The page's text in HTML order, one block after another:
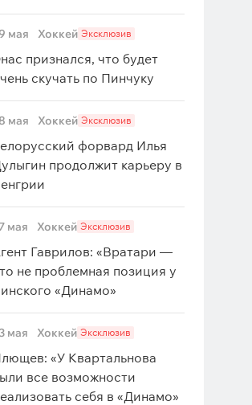
мая Хоккей Эксклюзив
признался, что будет
скучать по Пинчуку
мая Хоккей Эксклюзив
форвард Илья
продолжит карьеру в
мая Хоккей Эксклюзив
Гаврилов: «Вратари —
не проблемная позиция у
«Динамо»
мая Хоккей Эксклюзив
«У Квартальнова
все возможности
себя в «Динамо»